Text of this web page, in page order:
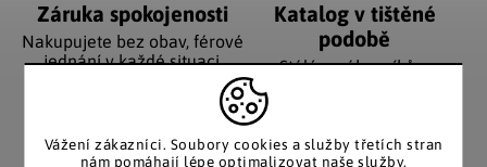
Vážení zákazníci. Soubory cookies a služby třetích stran
nám pomáhají lépe optimalizovat naše služby,
Záruka spokojenosti
Nakupujete bez obav, férové
jednání v každé situaci.
Katalog v tištěné
podobě
Stálým zákazníkům
posíláme papírový katalog